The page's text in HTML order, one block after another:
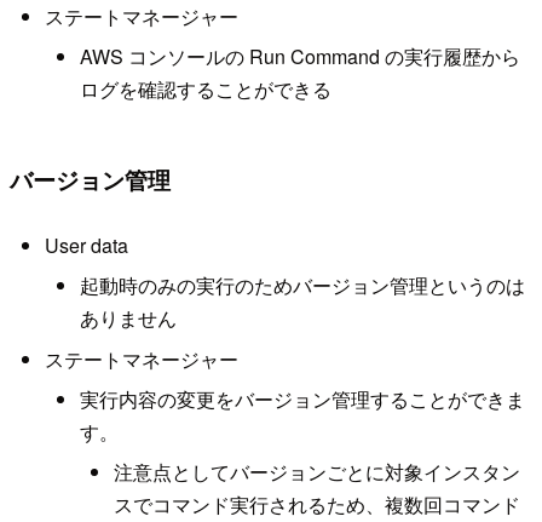
ステートマネージャー
AWS コンソールの Run Command の実行履歴から
ログを確認することができる
バージョン管理
User data
起動時のみの実行のためバージョン管理というのは
ありません
ステートマネージャー
実行内容の変更をバージョン管理することができま
す。
注意点としてバージョンごとに対象インスタン
スでコマンド実行されるため、複数回コマンド